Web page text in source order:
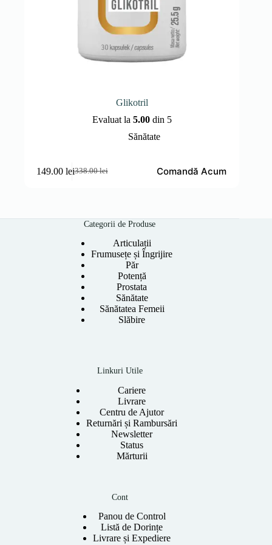
Glikotril
Evaluat la 5.00din 5
Sănătate
338.00lei
Prețul
338.00 lei.
149.00 leiPrețul
Comandă Acum
Categorii de Produse
Articulații
Frumusețe și Îngrijire
Păr
Potență
Prostata
Sănătate
Sănătatea Femeii
Slăbire
Linkuri Utile
Cariere
Livrare
Centru de Ajutor
Returnări și Rambursări
Newsletter
Status
Mărturii
Cont
Panou de Control
Listă de Dorințe
Livrare și Expediere